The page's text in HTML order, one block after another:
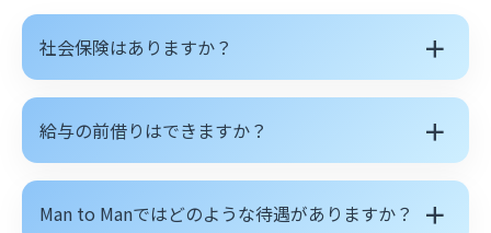
社会保険はありますか？ ＋
給与の前借りはできますか？ ＋
Man to Manではどのような待遇がありますか？ ＋